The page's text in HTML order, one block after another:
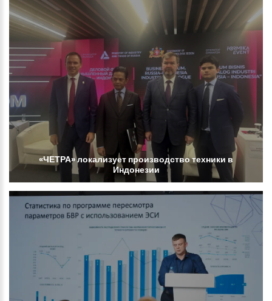
«ЧЕТРА»локализует производствотехники в
Индонезии